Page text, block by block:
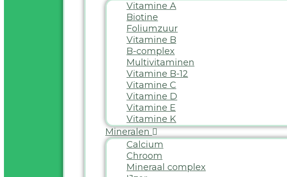
Vitamine A
Biotine
Foliumzuur
Vitamine B
B-complex
Multivitaminen
Vitamine B-12
Vitamine C
Vitamine D
Vitamine E
Vitamine K
Mineralen
Calcium
Chroom
Mineraal complex